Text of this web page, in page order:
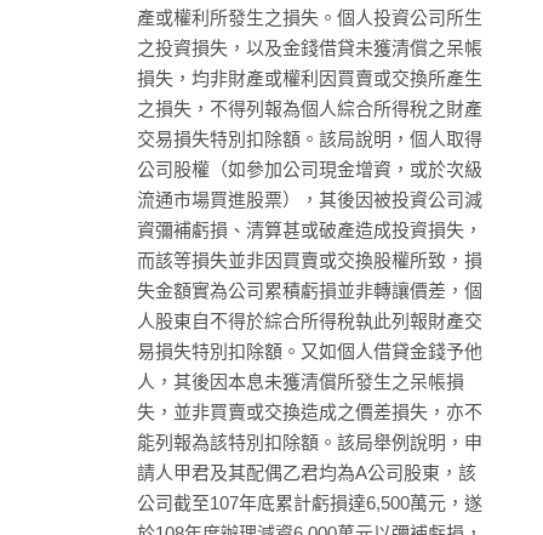
產或權利所發生之損失。個人投資公司所生
之投資損失，以及金錢借貸未獲清償之呆帳
損失，均非財產或權利因買賣或交換所產生
之損失，不得列報為個人綜合所得稅之財產
交易損失特別扣除額。該局說明，個人取得
公司股權（如參加公司現金增資，或於次級
流通市場買進股票），其後因被投資公司減
資彌補虧損、清算甚或破產造成投資損失，
而該等損失並非因買賣或交換股權所致，損
失金額實為公司累積虧損並非轉讓價差，個
人股東自不得於綜合所得稅執此列報財產交
易損失特別扣除額。又如個人借貸金錢予他
人，其後因本息未獲清償所發生之呆帳損
失，並非買賣或交換造成之價差損失，亦不
能列報為該特別扣除額。該局舉例說明，申
請人甲君及其配偶乙君均為A公司股東，該
公司截至107年底累計虧損達6,500萬元，遂